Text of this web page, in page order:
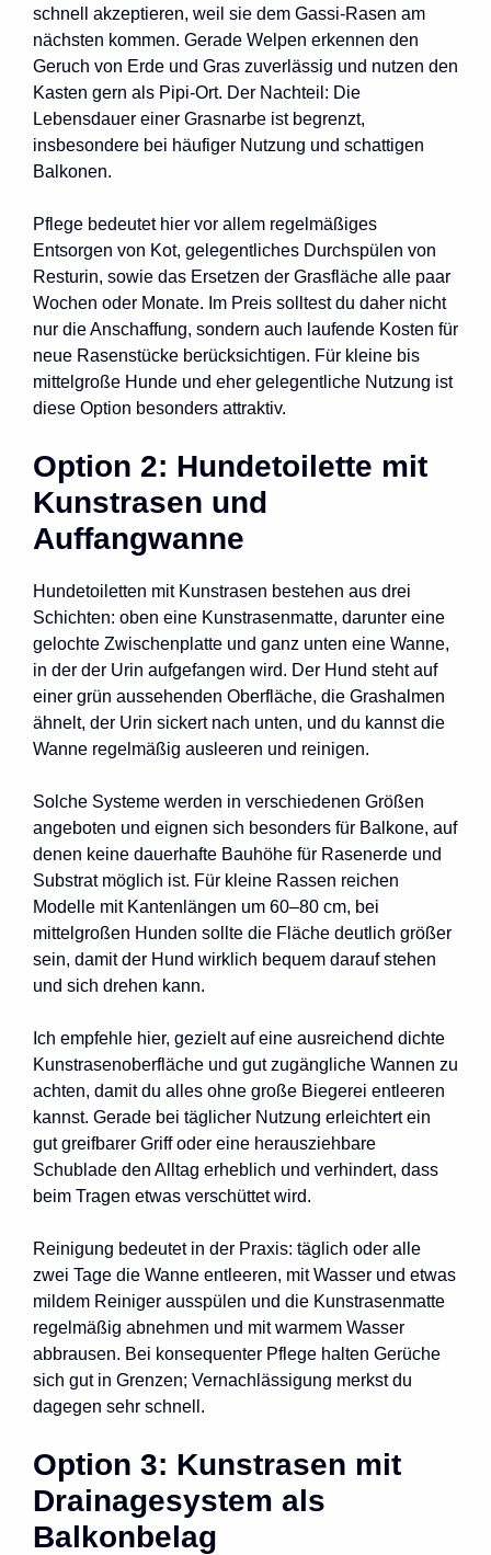
schnell akzeptieren, weil sie dem Gassi-Rasen am
nächsten kommen. Gerade Welpen erkennen den
Geruch von Erde und Gras zuverlässig und nutzen den
Kasten gern als Pipi-Ort. Der Nachteil: Die
Lebensdauer einer Grasnarbe ist begrenzt,
insbesondere bei häufiger Nutzung und schattigen
Balkonen.
Pflege bedeutet hier vor allem regelmäßiges
Entsorgen von Kot, gelegentliches Durchspülen von
Resturin, sowie das Ersetzen der Grasfläche alle paar
Wochen oder Monate. Im Preis solltest du daher nicht
nur die Anschaffung, sondern auch laufende Kosten für
neue Rasenstücke berücksichtigen. Für kleine bis
mittelgroße Hunde und eher gelegentliche Nutzung ist
diese Option besonders attraktiv.
Option 2: Hundetoilette mit
Kunstrasen und
Auffangwanne
Hundetoiletten mit Kunstrasen bestehen aus drei
Schichten: oben eine Kunstrasenmatte, darunter eine
gelochte Zwischenplatte und ganz unten eine Wanne,
in der der Urin aufgefangen wird. Der Hund steht auf
einer grün aussehenden Oberfläche, die Grashalmen
ähnelt, der Urin sickert nach unten, und du kannst die
Wanne regelmäßig ausleeren und reinigen.
Solche Systeme werden in verschiedenen Größen
angeboten und eignen sich besonders für Balkone, auf
denen keine dauerhafte Bauhöhe für Rasenerde und
Substrat möglich ist. Für kleine Rassen reichen
Modelle mit Kantenlängen um 60–80 cm, bei
mittelgroßen Hunden sollte die Fläche deutlich größer
sein, damit der Hund wirklich bequem darauf stehen
und sich drehen kann.
Ich empfehle hier, gezielt auf eine ausreichend dichte
Kunstrasenoberfläche und gut zugängliche Wannen zu
achten, damit du alles ohne große Biegerei entleeren
kannst. Gerade bei täglicher Nutzung erleichtert ein
gut greifbarer Griff oder eine herausziehbare
Schublade den Alltag erheblich und verhindert, dass
beim Tragen etwas verschüttet wird.
Reinigung bedeutet in der Praxis: täglich oder alle
zwei Tage die Wanne entleeren, mit Wasser und etwas
mildem Reiniger ausspülen und die Kunstrasenmatte
regelmäßig abnehmen und mit warmem Wasser
abbrausen. Bei konsequenter Pflege halten Gerüche
sich gut in Grenzen; Vernachlässigung merkst du
dagegen sehr schnell.
Option 3: Kunstrasen mit
Drainagesystem als
Balkonbelag